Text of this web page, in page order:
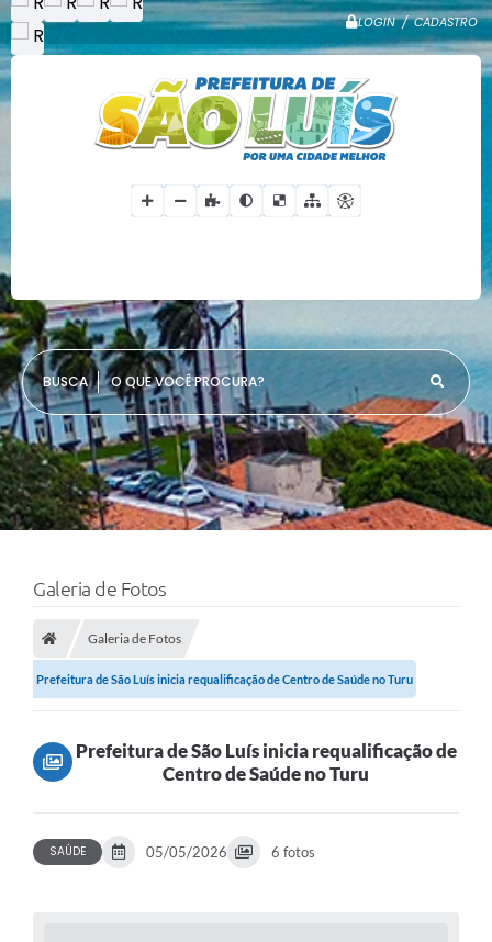
LOGIN / CADASTRO
O QUE VOCÊ PROCURA?
Galeria de Fotos
Galeria de Fotos
Prefeitura de São Luís inicia requalificação de Centro de Saúde no Turu
Prefeitura de São Luís inicia requalificação de
Centro de Saúde no Turu
SAÚDE 05/05/2026 6 fotos